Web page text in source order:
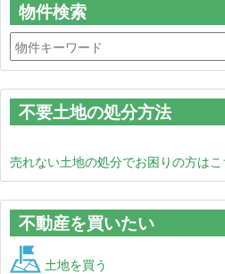
物件検索
不要土地の処分方法
売れない土地の処分でお困りの方はこ
不動産を買いたい
土地を買う